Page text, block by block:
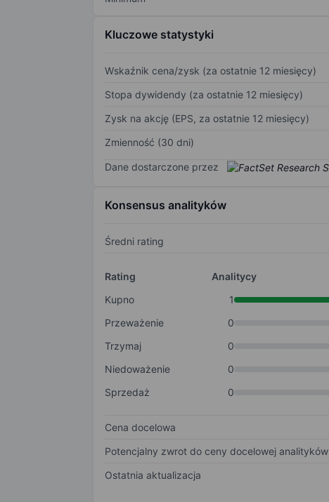
Kluczowe statystyki
Wskaźnik cena/zysk (za ostatnie 12 miesięcy)
Stopa dywidendy (za ostatnie 12 miesięcy)
Zysk na akcję (EPS, za ostatnie 12 miesięcy)
Zmienność (30 dni)
Dane dostarczone przez
Konsensus analityków
Średni rating
Rating
Analitycy
Kupno
1
Przeważenie
0
Trzymaj
0
Niedoważenie
0
Sprzedaż
0
Cena docelowa
Potencjalny zwrot do ceny docelowej analityków
Ostatnia aktualizacja